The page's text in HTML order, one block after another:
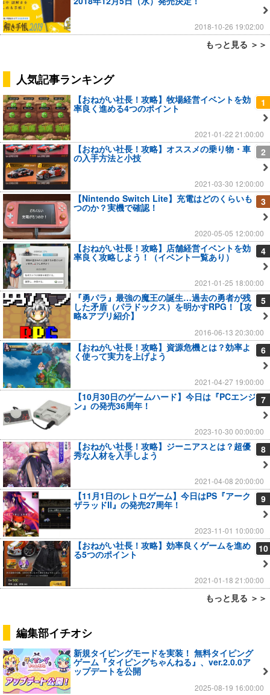
2018-10-26 19:02:00
もっと見る ＞＞
人気記事ランキング
1
【おねがい社長！攻略】牧場経営イベントを効
率良く進める4つのポイント
2021-01-22 21:00:00
2
【おねがい社長！攻略】オススメの乗り物・車
の入手方法と小技
2021-03-30 12:00:00
3
【Nintendo Switch Lite】充電はどのくらいも
つのか？実機で確認！
2020-05-05 12:00:00
4
【おねがい社長！攻略】店舗経営イベントを効
率良く攻略しよう！（イベント一覧あり）
2021-01-25 18:00:00
5
『勇パラ』最強の魔王の誕生…過去の勇者が残
した矛盾（パラドックス）を明かすRPG！【攻
略&アプリ紹介】
2016-06-13 20:30:00
6
【おねがい社長！攻略】資源危機とは？効率よ
く使って実力を上げよう
2021-04-27 19:00:00
7
【10月30日のゲームハード】今日は『PCエンジ
ン』の発売36周年！
2023-10-30 00:00:00
8
【おねがい社長！攻略】ジーニアスとは？超優
秀な人材を入手しよう
2021-04-08 20:00:00
9
【11月1日のレトロゲーム】今日はPS『アーク
ザラッドII』の発売27周年！
2023-11-01 10:00:00
10
【おねがい社長！攻略】効率良くゲームを進め
る5つのポイント
2021-01-18 21:00:00
もっと見る ＞＞
編集部イチオシ
新規タイピングモードを実装！ 無料タイピング
ゲーム『タイピングちゃんねる』、ver.2.0.0ア
ップデートを公開
2025-08-19 16:00:00